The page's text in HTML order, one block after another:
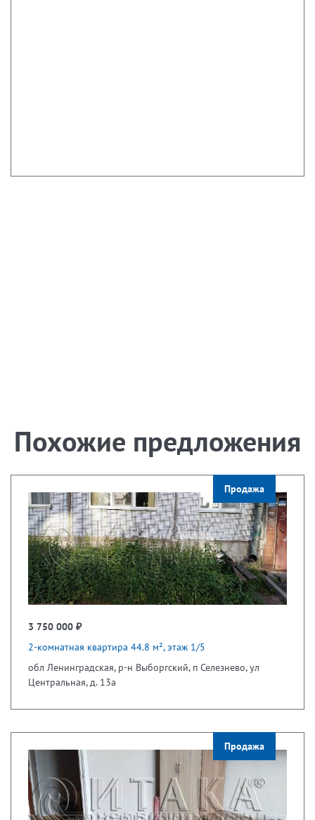
Похожие предложения
Продажа
3 750 000 ₽
2-комнатная квартира 44.8 м², этаж 1/5
обл Ленинградская, р-н Выборгский, п Селезнево, ул
Центральная, д. 13а
Продажа